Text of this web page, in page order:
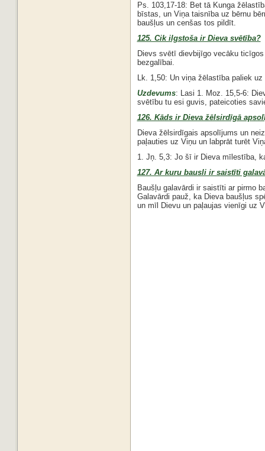
Ps. 103,17-18: Bet tā Kunga
bīstas, un Viņa taisnība uz bērnu
baušļus un cenšas tos pildīt.
125. Cik ilgstoša ir Dieva svētība?
Dievs svētī dievbijīgo vecāku
bezgalībai.
Lk. 1,50: Un viņa žēlastība paliek
Uzdevums: Lasi 1. Moz. 15,5-6:
svētību tu esi guvis, pateicoties
126. Kāds ir Dieva žēlsirdīgā
Dieva žēlsirdīgais apsolījums un
paļauties uz Viņu un labprāt turēt
1. Jņ. 5,3: Jo šī ir Dieva mīlestība,
127. Ar kuru bausli ir saistīti
Baušļu galavārdi ir saistīti ar pirmo
Galavārdi pauž, ka Dieva baušļus
un mīl Dievu un paļaujas vienīgi uz